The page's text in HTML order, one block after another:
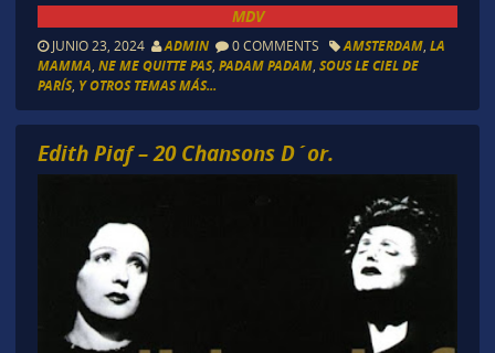
MDV
JUNIO 23, 2024 ADMIN 0 COMMENTS AMSTERDAM, LA
MAMMA NE ME QUITTE PAS, PADAM PADAM, SOUS LE CIEL DE
PARÍS, Y OTROS TEMAS MÁS...
Edith Piaf – 20 Chansons D´or.